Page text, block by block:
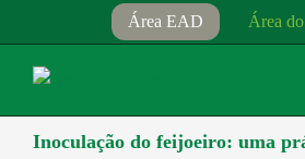
para
Área EAD Área
Inoculação do feijoeiro: uma